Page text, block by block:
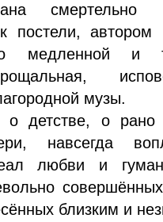
смертельно
постели, автором
медленной и
музы.
о детстве, о
навсегда
любви и
близким и